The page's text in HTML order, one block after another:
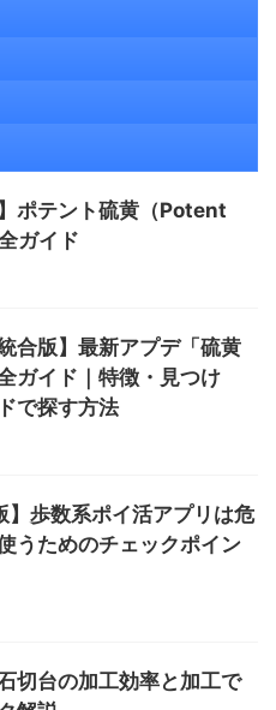
】ポテント硫黄（Potent
ガイド
合版】最新アプデ「硫黄
ガイド｜特徴・見つけ
で探す方法
】歩数系ポイ活アプリは危
うためのチェックポイン
切台の加工効率と加工で